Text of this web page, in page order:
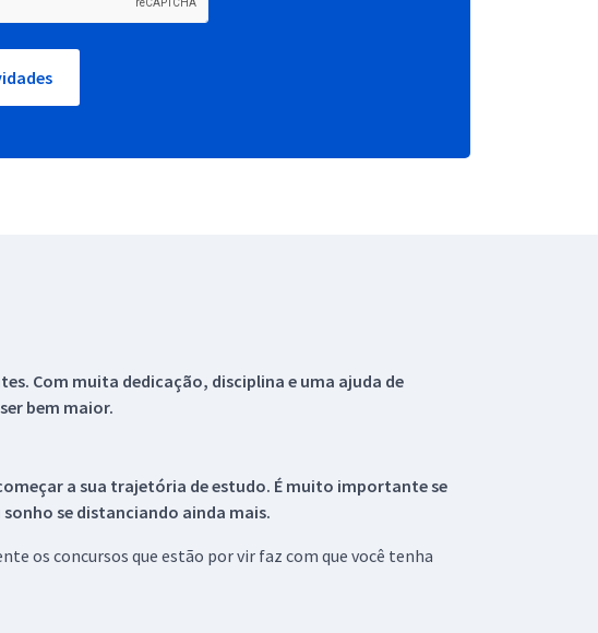
Com muita dedicação, disciplina e uma ajuda de
bem maior.
a sua trajetória de estudo. É muito importante se
se distanciando ainda mais.
os concursos que estão por vir faz com que você tenha